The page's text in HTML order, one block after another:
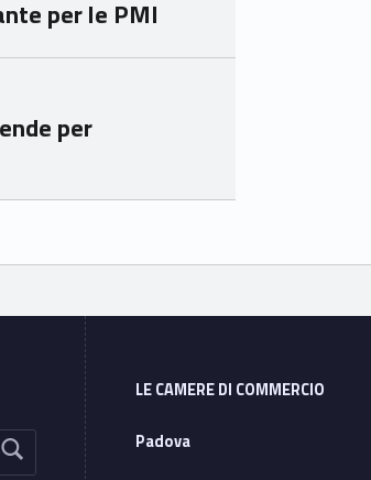
e
per le PMI
per
LE CAMERE DI COMMERCIO
Padova